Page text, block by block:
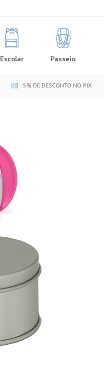
Escolar Passeio
5% DE DESCONTO NO PIX